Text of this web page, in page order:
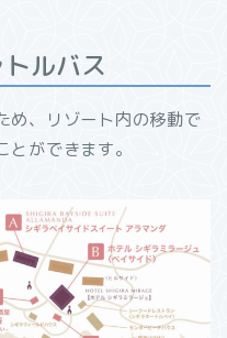
ルバス
め、リゾート内の移動で
ができます。